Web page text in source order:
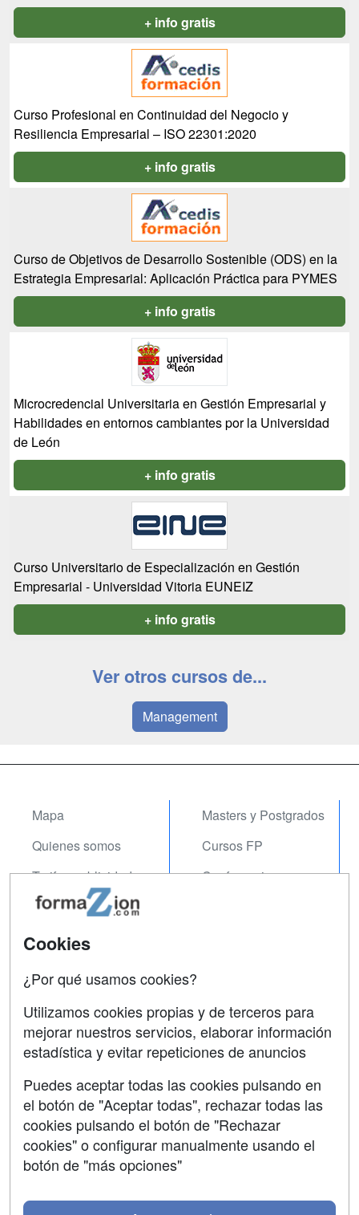
+ info gratis
Curso Profesional en Continuidad del Negocio y
Resiliencia Empresarial – ISO 22301:2020
+ info gratis
Curso de Objetivos de Desarrollo Sostenible (ODS) en la
Estrategia Empresarial: Aplicación Práctica para PYMES
+ info gratis
Microcredencial Universitaria en Gestión Empresarial y
Habilidades en entornos cambiantes por la Universidad
de León
+ info gratis
Curso Universitario de Especialización en Gestión
Empresarial - Universidad Vitoria EUNEIZ
+ info gratis
Ver otros cursos de...
Management
Mapa
Quienes somos
Tarifas publicidad
Acceso Usuarios
Acceso Centros
Masters y Postgrados
Cursos FP
Conferencias
Contactar
Confidencialidad
Aviso legal
Copyleft
Cookies
¿Por qué usamos cookies?
Utilizamos cookies propias y de terceros para
mejorar nuestros servicios, elaborar información
estadística y evitar repeticiones de anuncios
Puedes aceptar todas las cookies pulsando en
el botón de "Aceptar todas", rechazar todas las
cookies pulsando el botón de "Rechazar
cookies" o configurar manualmente usando el
botón de "más opciones"